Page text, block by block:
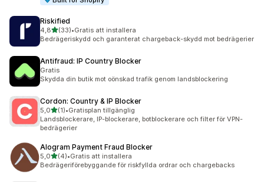
Riskified
4,8av 5 stjärnor
(33)
33 recensioner totalt
•Gratis att installera
Bedrägeriskydd och garanterat chargeback-skydd mot bedrägerier
Antifraud: IP Country Blocker
Gratis
Skydda din butik mot oönskad trafik genom landsblockering
Cordon: Country & IP Blocker
5,0av 5 stjärnor
(1)
1 recensioner totalt
•Gratisplan tillgänglig
Landsblockerare, IP-blockerare, botblockerare och filter för VPN-
bedrägerier
Alogram Payment Fraud Blocker
5,0av 5 stjärnor
(4)
4 recensioner totalt
•Gratis att installera
Bedrägeriförebyggande för riskfyllda ordrar och chargebacks